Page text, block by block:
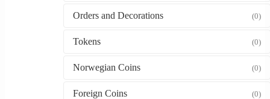
Orders and Decorations (0)
Tokens (0)
Norwegian Coins (0)
Foreign Coins (0)